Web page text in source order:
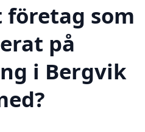
företag som
på
i Bergvik